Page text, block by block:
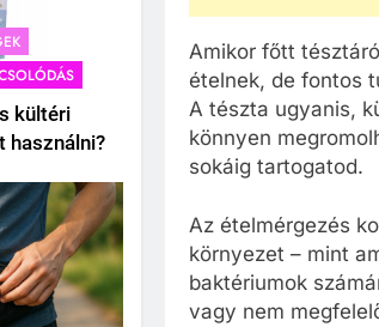
kültéri
használni?
Amikor főtt
ételnek, de fontos
A tészta ugyanis,
könnyen
sokáig tartogatod.
Az ételmérgezés
környezet – mint
baktériumok
vagy nem
babaszobában – amikor a
praktikus részlet prémium
gondoskodássá válik
1 Hét Ezelőtt
1